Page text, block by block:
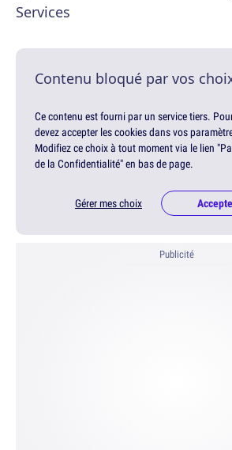
Services
Contenu bloqué par vos
Ce contenu est fourni par un service tiers.
devez accepter les cookies dans vos
Modifiez ce choix à tout moment via le lien
de la Confidentialité" en bas de page.
Gérer mes choix
Publicité